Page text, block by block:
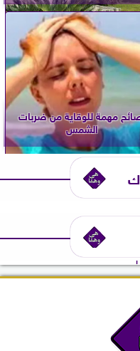
مهمة للوقاية من ضربات
الشمس